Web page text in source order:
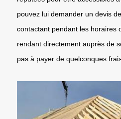
pouvez lui demander un devis
contactant pendant les horaires
rendant directement auprès de
pas à payer de quelconques